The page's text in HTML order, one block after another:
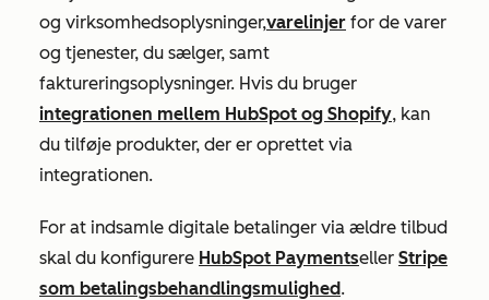
og virksomhedsoplysninger,varelinjer for de varer
og tjenester, du sælger, samt
faktureringsoplysninger. Hvis du bruger
integrationen mellem HubSpot og Shopify, kan
du tilføje produkter, der er oprettet via
integrationen.
For at indsamle digitale betalinger via ældre tilbud
skal du konfigurere HubSpot Paymentseller Stripe
som betalingsbehandlingsmulighed.